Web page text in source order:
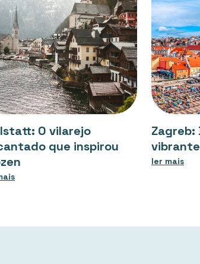
O vilarejo
que inspirou
Zagreb:
ler mais